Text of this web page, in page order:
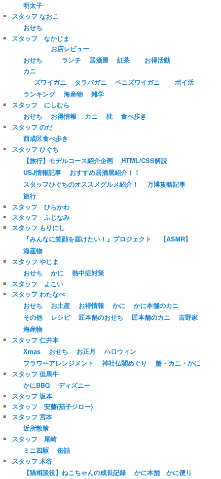
明太子
スタッフ なおこ
おせち
スタッフ なかじま
おせち
お店レビュー
ランチ
居酒屋 紅茶
お得活動
カニ
ズワイガニ
タラバガニ ベニズワイガニ
ポイ活
ランキング
海産物
雑学
スタッフ にしむら
おせち
お得情報 カニ 枕
食べ歩き
スタッフ のだ
西成区食べ歩き
スタッフ ひぐち
【旅行】モデルコース紹介企画
HTML/CSS解説
USJ情報記事
おすすめ居酒屋紹介！！
スタッフひぐちのオススメグルメ紹介！
万博攻略記事
旅行
スタッフ ひらかわ
スタッフ ふじなみ
スタッフ もりにし
『みんなに笑顔を届けたい！』プロジェクト
【ASMR】
海産物
スタッフ やじま
おせち
かに
熱中症対策
スタッフ よこい
スタッフ わたなべ
おせち
お土産 お得情報 かに
かに本舗のカニ
その他
レシピ 匠本舗のおせち 匠本舗のカニ
吉野家
海産物
スタッフ 仁井本
Xmas
おせち お正月
ハロウィン
フラワーアレンジメント
神社仏閣めぐり
蟹・カニ・かに
スタッフ 但馬牛
かにBBQ
ディズニー
スタッフ 坂本
スタッフ 安藤(茄子ジロー)
スタッフ 宮本
近所散策
スタッフ 尾崎
ミニ四駆
缶詰
スタッフ 木谷
【猫相談役】ねこちゃんの成長記録
かに本舗 かに便り